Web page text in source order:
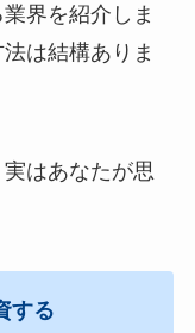
界を紹介しま
は結構ありま
はあなたが思
する